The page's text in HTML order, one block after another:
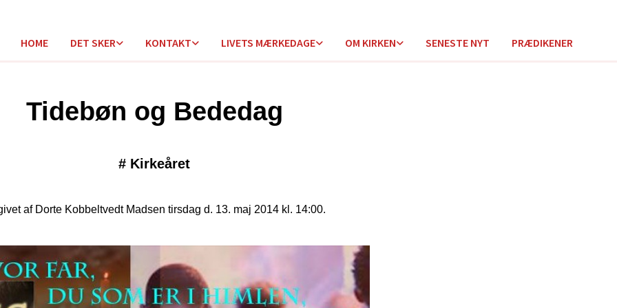
HOME DET SKER KONTAKT LIVETS MÆRKEDAGE OM KIRKEN SENESTE NYT PRÆDIKENER
Tidebøn og Bededag
# Kirkeåret
af Dorte Kobbeltvedt Madsen tirsdag d. 13. maj 2014 kl. 14:00.